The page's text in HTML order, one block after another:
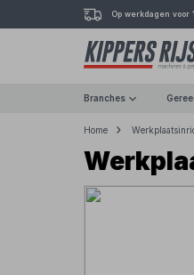
Op werkdagen voor
Branches
Home